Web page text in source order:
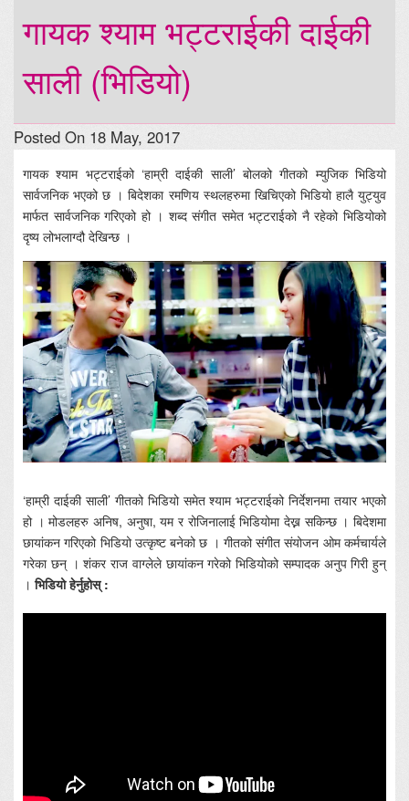
गायक श्याम भट्टराईकी दाईकी
साली (भिडियो)
Posted On 18 May, 2017
गायक श्याम भट्टराईको ‘हाम्री दाईकी साली’ बोलको गीतको म्युजिक भिडियो
सार्वजनिक भएको छ । बिदेशका रमणिय स्थलहरुमा खिचिएको भिडियो हालै युट्युव
मार्फत सार्वजनिक गरिएको हो । शब्द संगीत समेत भट्टराईको नै रहेको भिडियोको
दृष्य लोभलाग्दौ देखिन्छ ।
‘हाम्री दाईकी साली’ गीतको भिडियो समेत श्याम भट्टराईको निर्देशनमा तयार भएको
हो । मोडलहरु अनिष, अनुषा, यम र रोजिनालाई भिडियोमा देख्न सकिन्छ । बिदेशमा
छायांकन गरिएको भिडियो उत्कृष्ट बनेको छ । गीतको संगीत संयोजन ओम कर्मचार्यले
गरेका छन् । शंकर राज वाग्लेले छायांकन गरेको भिडियोको सम्पादक अनुप गिरी हुन्
।भिडियो हेर्नुहोस् :